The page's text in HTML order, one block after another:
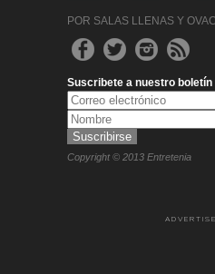
POR SALAS LLENAS Y
Suscribete a nuestro boletín
Copyright © 2013 Entretenia